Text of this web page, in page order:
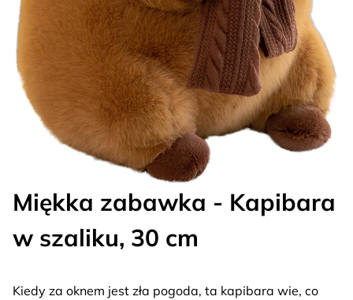
Miękka zabawka - Kapibara
w szaliku, 30 cm
Kiedy za oknem jest zła pogoda, ta kapibara wie, co